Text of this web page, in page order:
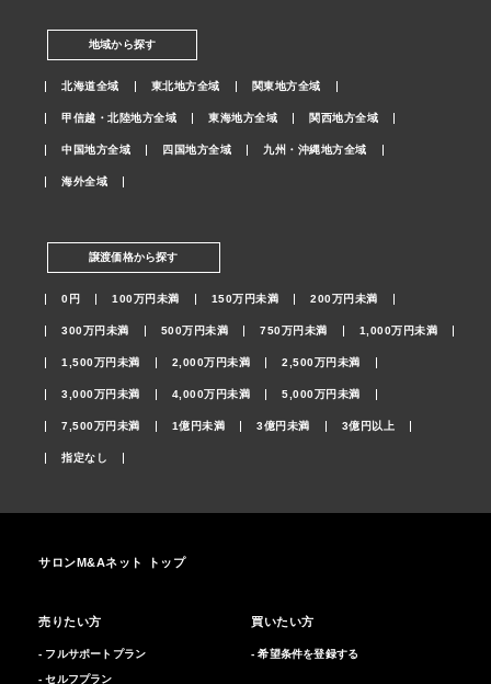
地域から探す
北海道全域 東北地方全域 関東地方全域
甲信越・北陸地方全域 東海地方全域 関西地方全域
中国地方全域 四国地方全域 九州・沖縄地方全域
海外全域
譲渡価格から探す
0円 100万円未満 150万円未満 200万円未満
300万円未満 500万円未満 750万円未満 1,000万円未満
1,500万円未満 2,000万円未満 2,500万円未満
3,000万円未満 4,000万円未満 5,000万円未満
7,500万円未満 1億円未満 3億円未満 3億円以上
指定なし
サロンM&Aネット トップ
売りたい方
- フルサポートプラン
- セルフプラン
買いたい方
- 希望条件を登録する